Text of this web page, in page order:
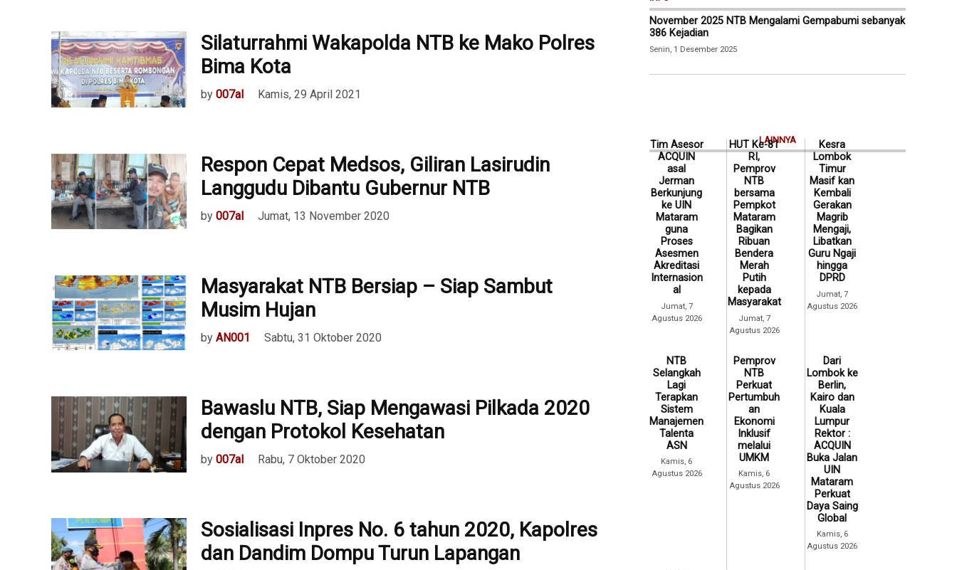
Silaturrahmi Wakapolda NTB ke Mako Polres
Bima Kota
by 007al Kamis, 29 April 2021
Respon Cepat Medsos, Giliran Lasirudin
Langgudu Dibantu Gubernur NTB
by 007al Jumat, 13 November 2020
Masyarakat NTB Bersiap – Siap Sambut
Musim Hujan
by AN001 Sabtu, 31 Oktober 2020
Bawaslu NTB, Siap Mengawasi Pilkada 2020
dengan Protokol Kesehatan
by 007al Rabu, 7 Oktober 2020
Sosialisasi Inpres No. 6 tahun 2020, Kapolres
dan Dandim Dompu Turun Lapangan
November 2025 NTB Mengalami Gempabumi sebanyak
386 Kejadian
Senin, 1 Desember 2025
LAINNYA
Tim Asesor
ACQUIN
asal
Jerman
Berkunjung
ke UIN
Mataram
guna
Proses
Asesmen
Akreditasi
Internasion
al
Jumat, 7
Agustus 2026
HUT Ke-81
RI,
Pemprov
NTB
bersama
Pempkot
Mataram
Bagikan
Ribuan
Bendera
Merah
Putih
kepada
Masyarakat
Jumat, 7
Agustus 2026
Kesra
Lombok
Timur
Masif kan
Kembali
Gerakan
Magrib
Mengaji,
Libatkan
Guru Ngaji
hingga
DPRD
Jumat, 7
Agustus 2026
NTB
Selangkah
Lagi
Terapkan
Sistem
Manajemen
Talenta
ASN
Kamis, 6
Agustus 2026
Pemprov
NTB
Perkuat
Pertumbuh
an
Ekonomi
Inklusif
melalui
UMKM
Kamis, 6
Agustus 2026
Dari
Lombok ke
Berlin,
Kairo dan
Kuala
Lumpur
Rektor :
ACQUIN
Buka Jalan
UIN
Mataram
Perkuat
Daya Saing
Global
Kamis, 6
Agustus 2026